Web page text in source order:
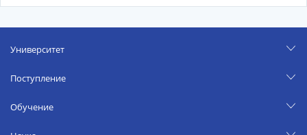
Университет
Поступление
Обучение